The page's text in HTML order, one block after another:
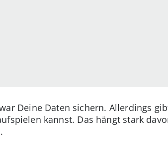
Deine Daten sichern. Allerdings
kannst. Das hängt stark